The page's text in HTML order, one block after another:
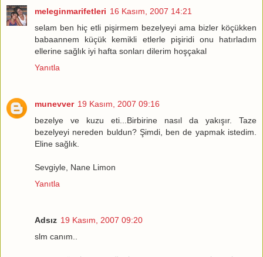
meleginmarifetleri 16 Kasım, 2007 14:21
selam ben hiç etli pişirmem bezelyeyi ama bizler köçükken
babaannem küçük kemikli etlerle pişiridi onu hatırladım
ellerine sağlık iyi hafta sonları dilerim hoşçakal
Yanıtla
munevver 19 Kasım, 2007 09:16
bezelye ve kuzu eti...Birbirine nasıl da yakışır. Taze
bezelyeyi nereden buldun? Şimdi, ben de yapmak istedim.
Eline sağlık.
Sevgiyle, Nane Limon
Yanıtla
Adsız 19 Kasım, 2007 09:20
slm canım..